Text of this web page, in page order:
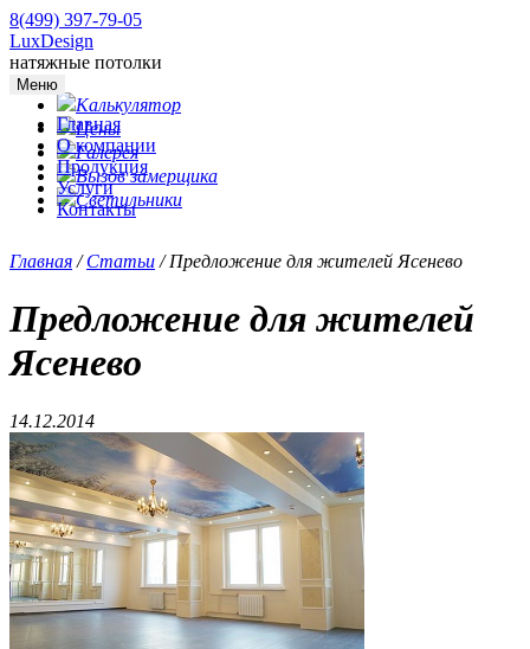
8(499) 397-79-05
LuxDesign
натяжные потолки
Меню
Главная
О компании
Продукция
Услуги
Контакты
Калькулятор
Цены
Галерея
Вызов замерщика
Светильники
Главная /Статьи /Предложение для жителей Ясенево
Предложение для жителей
Ясенево
14.12.2014